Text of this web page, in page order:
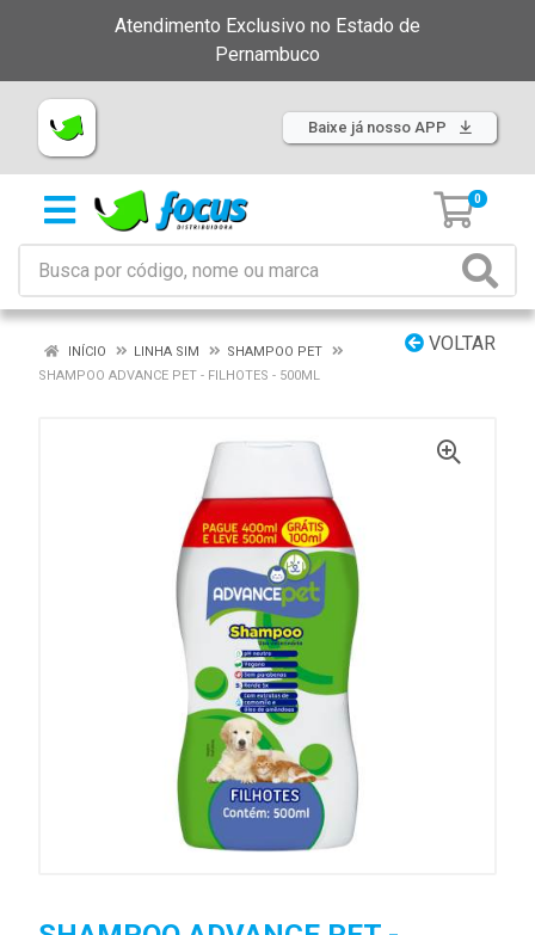
Atendimento Exclusivo no Estado de
Pernambuco
Baixe já nosso APP
0
VOLTAR
INÍCIO LINHA SIM
SHAMPOO PET
SHAMPOO ADVANCE PET - FILHOTES - 500ML